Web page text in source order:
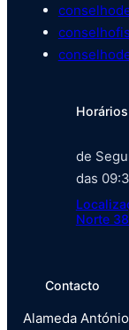
de
das
Norte
Contacto
Alameda